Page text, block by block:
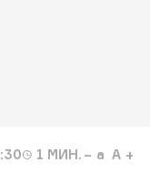
1 МИН. a A